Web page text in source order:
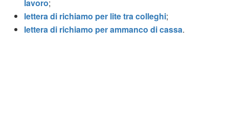
lavoro;
lettera di richiamo per lite tra colleghi;
lettera di richiamo per ammanco di cassa.